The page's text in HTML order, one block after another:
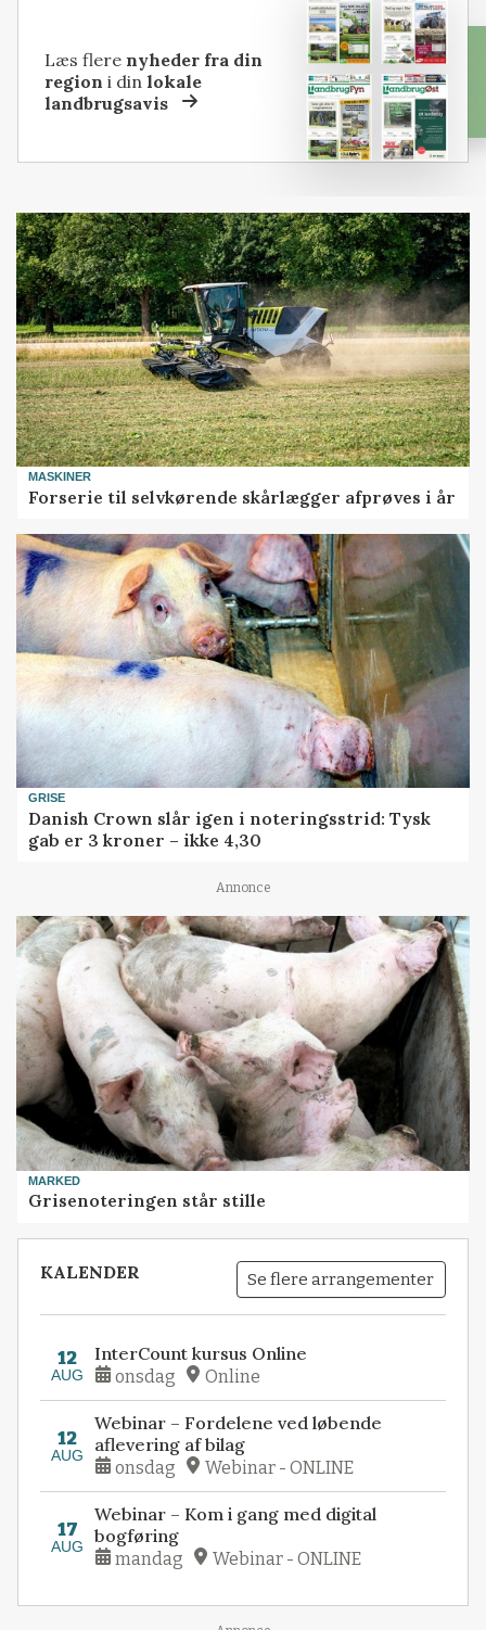
Læs flere nyheder fra din
region i dinlokale
landbrugsavis
MASKINER
Forserie til selvkørende skårlægger afprøves i år
GRISE
Danish Crown slår igen i noteringsstrid: Tysk
gab er 3 kroner – ikke 4,30
Annonce
MARKED
Grisenoteringen står stille
KALENDER Se flere arrangementer
12
AUG
InterCount kursus Online
onsdag Online
12
AUG
Webinar – Fordelene ved løbende
aflevering af bilag
onsdag Webinar - ONLINE
17
AUG
Webinar – Kom i gang med digital
bogføring
mandag Webinar - ONLINE